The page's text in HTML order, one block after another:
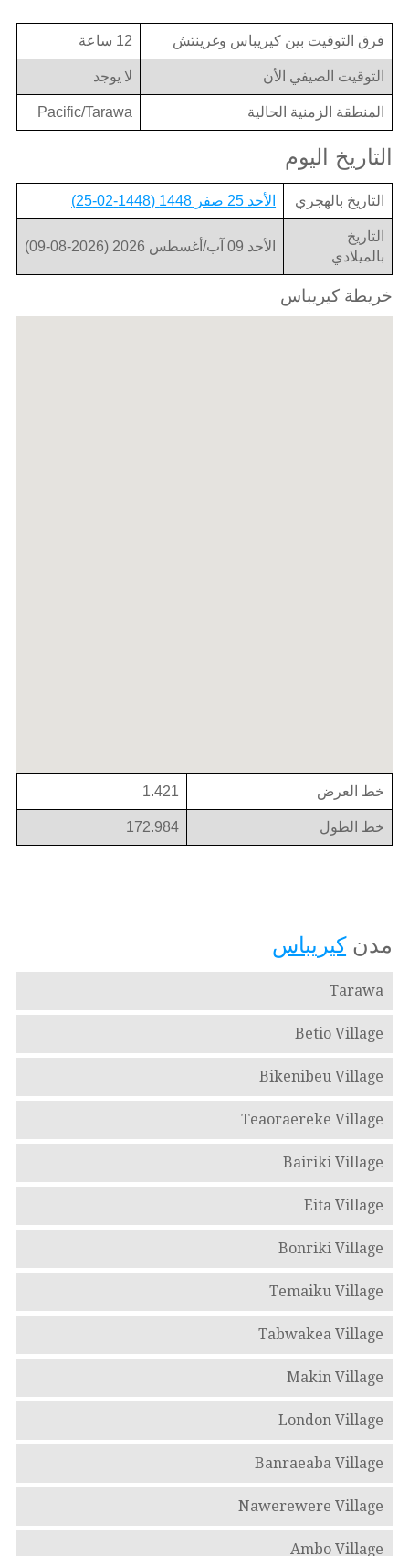
فرق التوقيت بين كيريباس وغرينتش 12 ساعة
التوقيت الصيفي الأن لا يوجد
المنطقة الزمنية الحالية Pacific/Tarawa
التاريخ اليوم
التاريخ بالهجري الأحد 25 صفر 1448 (1448-02-25)
التاريخ
بالميلادي
الأحد 09 آب/أغسطس 2026 (2026-08-09)
خريطة كيريباس
خط العرض 1.421
خط الطول 172.984
مدنكيريباس
Tarawa
Betio Village
Bikenibeu Village
Teaoraereke Village
Bairiki Village
Eita Village
Bonriki Village
Temaiku Village
Tabwakea Village
Makin Village
London Village
Banraeaba Village
Nawerewere Village
Ambo Village